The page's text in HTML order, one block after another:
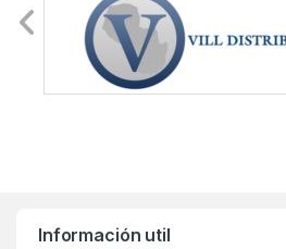
Información util